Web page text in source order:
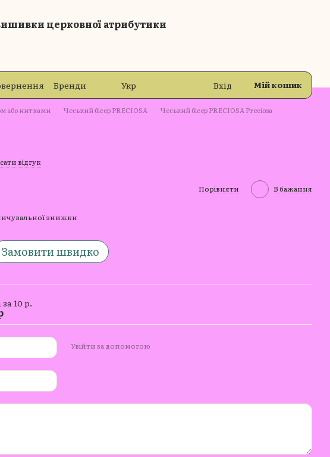
церковної атрибутики
Бренди
Укр Вхід Мій кошик
або нитками Чеський бісер PRECIOSA
Чеський бісер PRECIOSA Preciosa
відгук
Порівняти В бажання
знижки
Замовити швидко
10 р.
Увійти за допомогою